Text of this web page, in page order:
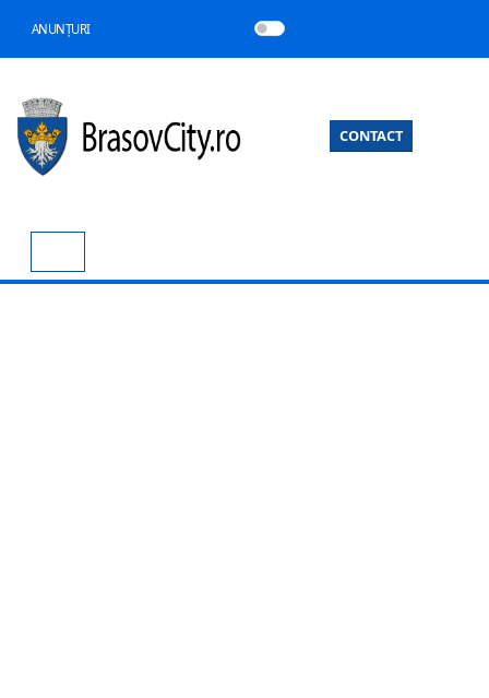
ANUNȚURI
CONTACT